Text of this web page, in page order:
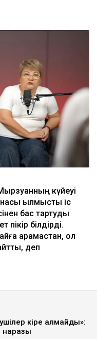
күйеуі
қылмыстық іс
бас тартуды
пікір білдірді.
қарамастан, ол
деп
кіре алмайды»:
наразы